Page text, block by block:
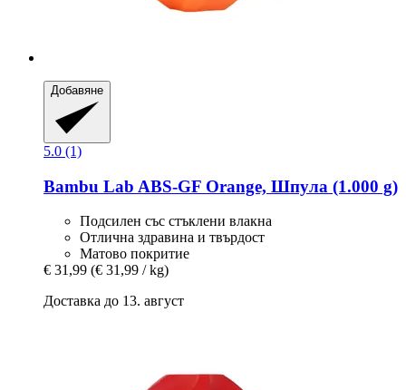
Добавяне
5.0 (1)
Bambu Lab ABS-​GF Orange, Шпула (1.000 g)
Подсилен със стъклени влакна
Отлична здравина и твърдост
Матово покритие
€ 31,99 (€ 31,99 / kg)
Доставка до 13. август